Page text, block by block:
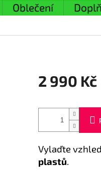
Oblečení
2 990 Kč
cena:
Vylaďte
plastů.